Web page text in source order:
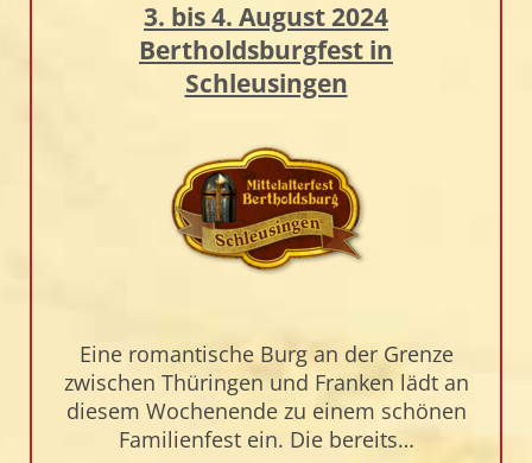
3. bis 4. August 2024
Bertholdsburgfest in
Schleusingen
Eine romantische Burg an der Grenze
zwischen Thüringen und Franken lädt an
diesem Wochenende zu einem schönen
Familienfest ein. Die bereits…